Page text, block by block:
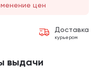
цен
Доставка
курьером
выдачи